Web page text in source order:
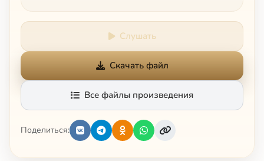
Слушать
Скачать файл
Все файлы произведения
Поделиться: